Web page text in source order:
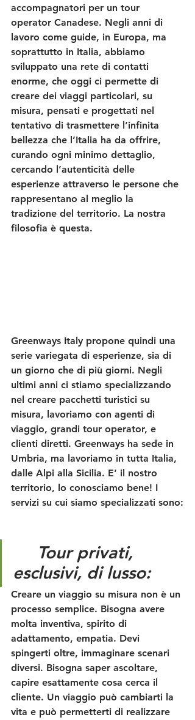
accompagnatori per un tour
operator Canadese. Negli anni di
lavoro come guide, in Europa, ma
soprattutto in Italia, abbiamo
sviluppato una rete di contatti
enorme, che oggi ci permette di
creare dei viaggi particolari, su
misura, pensati e progettati nel
tentativo di trasmettere l’infinita
bellezza che l’Italia ha da offrire,
curando ogni minimo dettaglio,
cercando l’autenticità delle
esperienze attraverso le persone che
rappresentano al meglio la
tradizione del territorio. La nostra
filosofia è questa.
Greenways Italy propone quindi una
serie variegata di esperienze, sia di
un giorno che di più giorni. Negli
ultimi anni ci stiamo specializzando
nel creare pacchetti turistici su
misura, lavoriamo con agenti di
viaggio, grandi tour operator, e
clienti diretti. Greenways ha sede in
Umbria, ma lavoriamo in tutta Italia,
dalle Alpi alla Sicilia. E’ il nostro
territorio, lo conosciamo bene! I
servizi su cui siamo specializzati sono:
Tour privati,
esclusivi, di lusso:
Creare un viaggio su misura non è un
processo semplice. Bisogna avere
molta inventiva, spirito di
adattamento, empatia. Devi
spingerti oltre, immaginare scenari
diversi. Bisogna saper ascoltare,
capire esattamente cosa cerca il
cliente. Un viaggio può cambiarti la
vita e può permetterti di realizzare